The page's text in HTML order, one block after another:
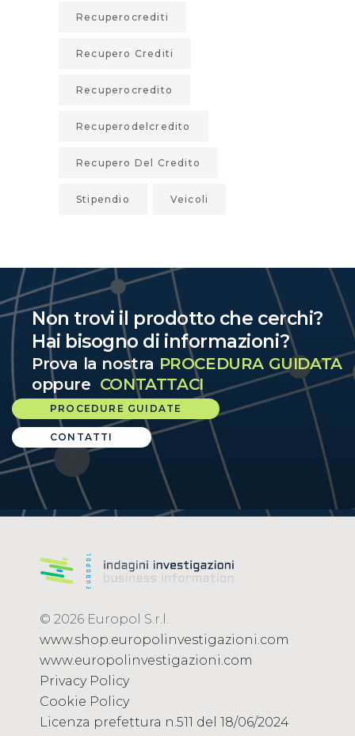
Recuperocrediti
Recupero Crediti
Recuperocredito
Recuperodelcredito
Recupero Del Credito
Stipendio Veicoli
Non trovi il prodotto che cerchi?
Hai bisogno di informazioni?
Prova la nostra PROCEDURA GUIDATA
oppure CONTATTACI
PROCEDURE GUIDATE
CONTATTI
© 2026 Europol S.r.l.
www.shop.europolinvestigazioni.com
www.europolinvestigazioni.com
Privacy Policy
Cookie Policy
Licenza prefettura n.511 del 18/06/2024